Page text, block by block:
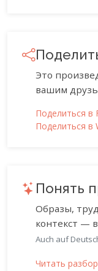
Это
вашим
Поделиться в
Поделиться в
Понять
Образы,
контекст —
Auch auf
Читать разбор